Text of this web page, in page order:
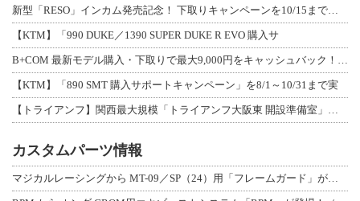
新型「RESO」インカム発売記念！ 下取りキャンペーンを10/15まで延長して開
【KTM】「990 DUKE／1390 SUPER DUKE R EVO 購入サ
B+COM 最新モデル購入・下取りで最大9,000円をキャッシュバック！「B+F
【KTM】「890 SMT 購入サポートキャンペーン」を8/1～10/31まで実
【トライアンフ】関西最大規模「トライアンフ大阪東 開設準備室」がオープン！ 限定
カスタムパーツ情報
マジカルレーシングから MT-09／SP（24）用「フレームガード」が登場！